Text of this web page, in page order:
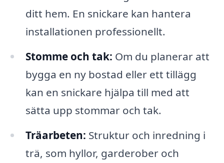
ditt hem. En snickare kan hantera
installationen professionellt.
Stomme och tak: Om du planerar att
bygga en ny bostad eller ett tillägg
kan en snickare hjälpa till med att
sätta upp stommar och tak.
Träarbeten: Struktur och inredning i
trä, som hyllor, garderober och